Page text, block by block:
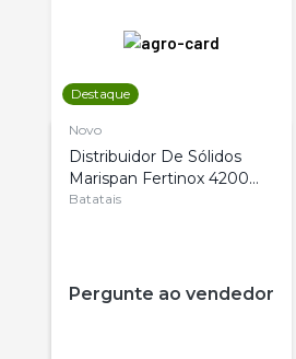
Destaque
Novo
Distribuidor De Sólidos
Marispan Fertinox 4200
Citrus
Batatais
Pergunte ao vendedor